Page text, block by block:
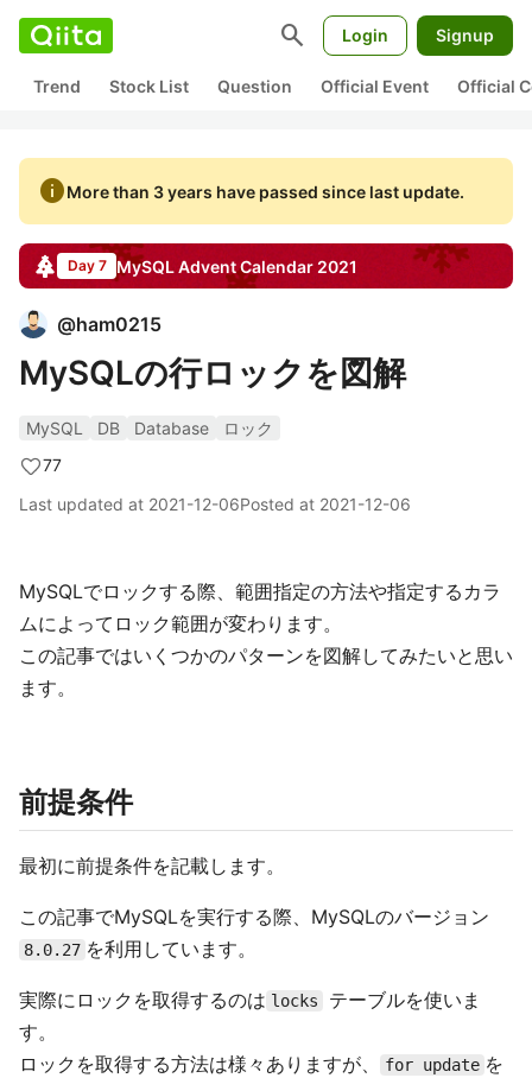
search Login Signup
Trend Stock List Question Official Event Official
infoMore than 3 years have passed since last update.
Day 7 MySQLAdvent Calendar 2021
@ham0215
MySQLの行ロックを図解
MySQL DB Database
ロック
77
Last updated at 2021-12-06Posted at 2021-12-06
MySQLでロックする際、範囲指定の方法や指定するカラ
ムによってロック範囲が変わります。
この記事ではいくつかのパターンを図解してみたいと思い
ます。
前提条件
最初に前提条件を記載します。
この記事でMySQLを実行する際、MySQLのバージョン
8.0.27 を利用しています。
実際にロックを取得するのは locks
テーブルを使いま
す。
ロックを取得する方法は様々ありますが、
for update を